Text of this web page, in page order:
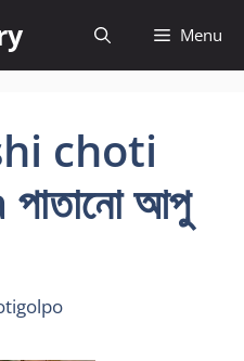
Menu
choti
আপু